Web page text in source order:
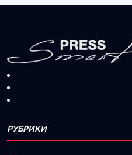
РУБРИКИ